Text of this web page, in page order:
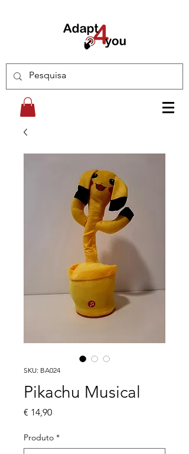
SKU: BA024
Pikachu Musical
€ 14,90Preço
Produto *